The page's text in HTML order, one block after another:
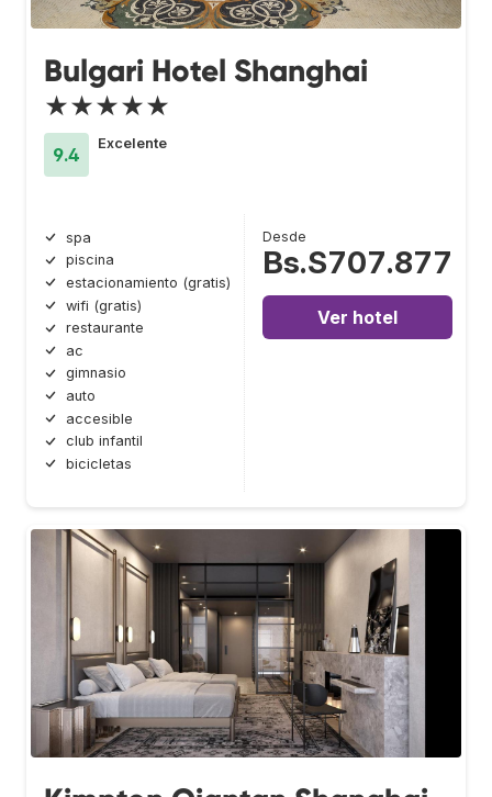
Bulgari Hotel Shanghai
★★★★★
9.4
Excelente
spa
piscina
estacionamiento (gratis)
wifi (gratis)
restaurante
ac
gimnasio
auto
accesible
club infantil
bicicletas
Desde
Bs.S707.877
Ver hotel